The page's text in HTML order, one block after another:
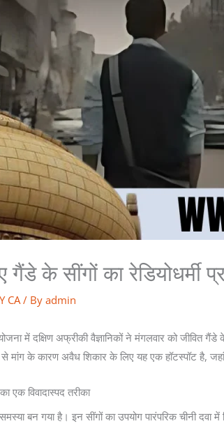
के सींगों का रेडियोधर्मी
CA/ By admin
में दक्षिण अफ्रीकी वैज्ञानिकों ने मंगलवार को जीवित गैंडे के
के कारण अवैध शिकार के लिए यह एक हॉटस्पॉट है, जहां
एक विवादास्पद तरीका
बन गया है। इन सींगों का उपयोग पारंपरिक चीनी दवा